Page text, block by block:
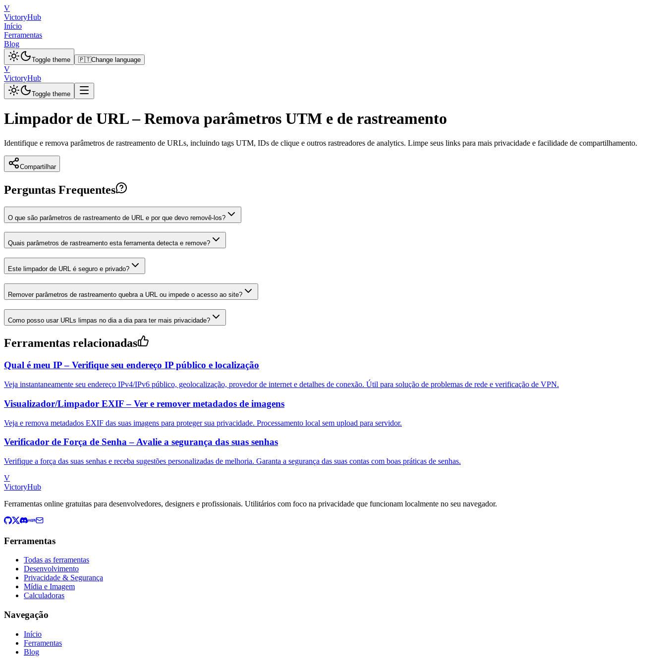
V
VictoryHub
Início
Ferramentas
Blog
Toggle theme 🇵🇹Change language
V
VictoryHub
Toggle theme
Limpador de URL – Remova parâmetros UTM e de rastreamento
Identifique e remova parâmetros de rastreamento de URLs, incluindo tags UTM, IDs de clique e outros rastreadores de analytics. Limpe seus links para mais privacidade e facilidade de compartilhamento.
Compartilhar
Perguntas Frequentes
O que são parâmetros de rastreamento de URL e por que devo removê-los?
Quais parâmetros de rastreamento esta ferramenta detecta e remove?
Este limpador de URL é seguro e privado?
Remover parâmetros de rastreamento quebra a URL ou impede o acesso ao site?
Como posso usar URLs limpas no dia a dia para ter mais privacidade?
Ferramentas relacionadas
Qual é meu IP – Verifique seu endereço IP público e localização
Veja instantaneamente seu endereço IPv4/IPv6 público, geolocalização, provedor de internet e detalhes de conexão. Útil para solução de problemas de rede e verificação de VPN.
Visualizador/Limpador EXIF – Ver e remover metadados de imagens
Veja e remova metadados EXIF das suas imagens para proteger sua privacidade. Processamento local sem upload para servidor.
Verificador de Força de Senha – Avalie a segurança das suas senhas
Verifique a força das suas senhas e receba sugestões personalizadas de melhoria. Garanta a segurança das suas contas com boas práticas de senhas.
V
VictoryHub
Ferramentas online gratuitas para desenvolvedores, designers e profissionais. Utilitários com foco na privacidade que funcionam localmente no seu navegador.
Ferramentas
Todas as ferramentas
Desenvolvimento
Privacidade & Segurança
Mídia e Imagem
Calculadoras
Navegação
Início
Ferramentas
Blog